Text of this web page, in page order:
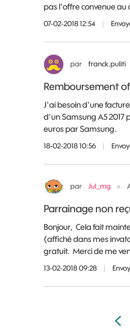
pas l'offre convenue au
07-02-2018 12:54 |
Remboursement
J'ai besoin d'une
d'un Samsung A5
euros par Samsung.
18-02-2018 10:56 |
par franck.puliti
Parrainage non
Bonjour, Cela fait
(affiché dans mes
gratuit. Merci de me
13-02-2018 09:28 |
par Jul_mg